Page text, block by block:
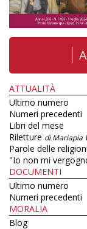
ATTUALITÀ
Ultimo numero
Numeri precedenti
Libri del mese
Riletture di Mariapia
Parole delle religioni
"Io non mi
DOCUMENTI
Ultimo numero
Numeri precedenti
MORALIA
Blog